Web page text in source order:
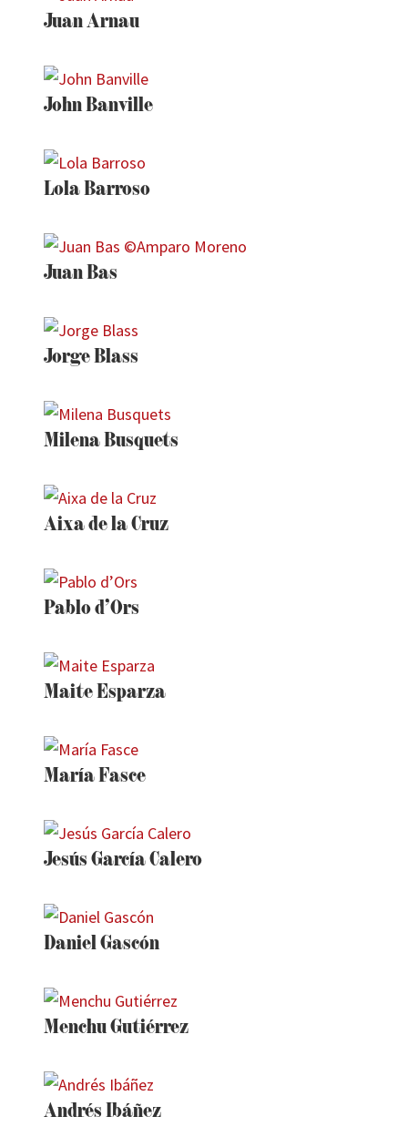
Juan Arnau
John Banville
Lola Barroso
Juan Bas
Jorge Blass
Milena Busquets
Aixa de la Cruz
Pablo d’Ors
Maite Esparza
María Fasce
Jesús García Calero
Daniel Gascón
Menchu Gutiérrez
Andrés Ibáñez